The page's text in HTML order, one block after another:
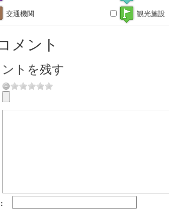
交通機関 観光施設
メント
トを残す